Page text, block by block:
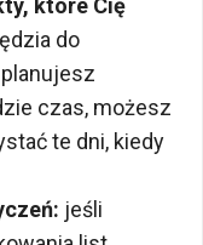
które Cię
do
czas, możesz
te dni, kiedy
jeśli